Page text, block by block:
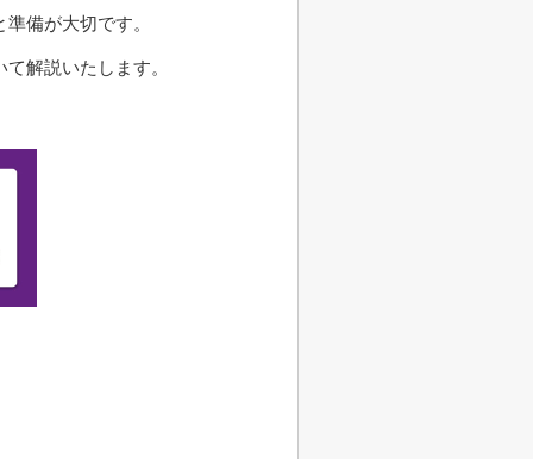
備が大切です。
解説いたします。